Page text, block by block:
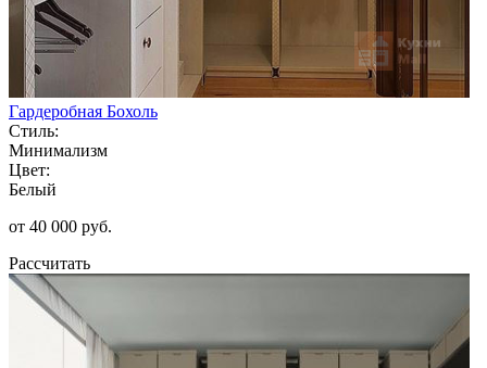
Гардеробная Бохоль
Стиль:
Минимализм
Цвет:
Белый
от 40 000 руб.
Рассчитать